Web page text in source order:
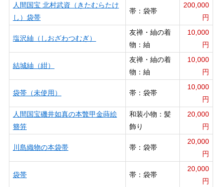
人間国宝 北村武資（きたむらたけ
し）袋帯
帯：袋帯
200,000
円
塩沢紬（しおざわつむぎ）
友禅・紬の着
物：紬
10,000
円
結城紬（紺）
友禅・紬の着
物：紬
10,000
円
袋帯（未使用） 帯：袋帯
10,000
円
人間国宝磯井如真の本鼈甲金蒔絵
簪笄
和装小物：髪
飾り
20,000
円
川島織物の本袋帯 帯：袋帯
20,000
円
袋帯 帯：袋帯
20,000
円